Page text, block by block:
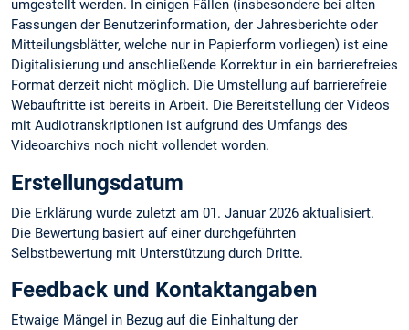
umgestellt werden. In einigen Fällen (insbesondere bei alten
Fassungen der Benutzerinformation, der Jahresberichte oder
Mitteilungsblätter, welche nur in Papierform vorliegen) ist eine
Digitalisierung und anschließende Korrektur in ein barrierefreies
Format derzeit nicht möglich. Die Umstellung auf barrierefreie
Webauftritte ist bereits in Arbeit. Die Bereitstellung der Videos
mit Audiotranskriptionen ist aufgrund des Umfangs des
Videoarchivs noch nicht vollendet worden.
Erstellungsdatum
Die Erklärung wurde zuletzt am 01. Januar 2026 aktualisiert.
Die Bewertung basiert auf einer durchgeführten
Selbstbewertung mit Unterstützung durch Dritte.
Feedback und Kontaktangaben
Etwaige Mängel in Bezug auf die Einhaltung der